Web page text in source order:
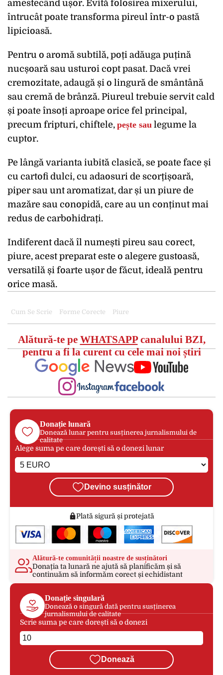
amestecând ușor. Evită folosirea mixerului,
întrucât poate transforma pireul într-o pastă
lipicioasă.
Pentru o aromă subtilă, poți adăuga puțină
nucșoară sau usturoi copt pasat. Dacă vrei
cremozitate, adaugă și o lingură de smântână
sau cremă de brânză. Piureul trebuie servit cald
și poate însoți aproape orice fel principal,
precum fripturi, chiftele, pește sau legume la
cuptor.
Pe lângă varianta iubită clasică, se poate face și
cu cartofi dulci, cu adaosuri de scorțișoară,
piper sau unt aromatizat, dar și un piure de
mazăre sau conopidă, care au un conținut mai
redus de carbohidrați.
Indiferent dacă îl numești pireu sau corect,
piure, acest preparat este o alegere gustoasă,
versatilă și foarte ușor de făcut, ideală pentru
orice masă.
Cum Se Scrie Forme Corecte Piure
Alătură-te pe WHATSAPPcanalului BZI,
pentru a fi la curent cu cele mai noi știri
Donație lunară
Donează lunar pentru susținerea jurnalismului de
calitate
Alege suma pe care dorești să o donezi lunar
Devino susținător
Plată sigură și protejată
Alătură-te comunității noastre de susținători
Donația ta lunară ne ajută să planificăm și să
continuăm să informăm corect și echidistant
Donație singulară
Donează o singură dată pentru susținerea
jurnalismului de calitate
Scrie suma pe care dorești să o donezi
Donează